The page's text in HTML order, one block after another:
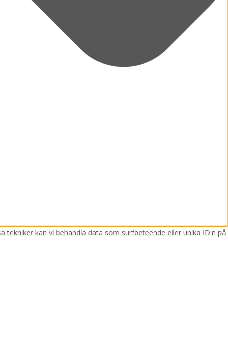
kan vi behandla data som surfbeteende eller unika ID:n på